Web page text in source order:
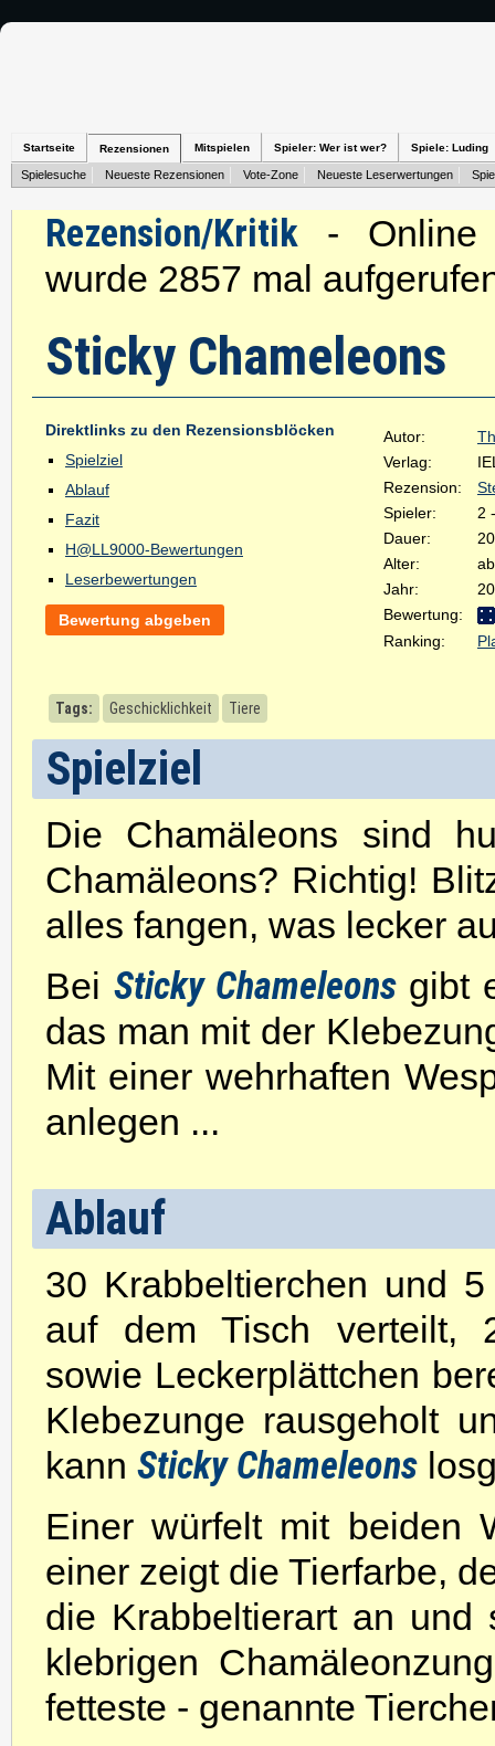
Startseite Rezensionen Mitspielen Spieler: Wer ist wer? Spiele: Luding
Spielesuche Neueste Rezensionen Vote-Zone Neueste Leserwertungen
Rezension/Kritik - Online
wurde 2857 mal
Sticky Chameleons
Direktlinks zu den Rezensionsblöcken
Spielziel
Ablauf
Fazit
H@LL9000-Bewertungen
Leserbewertungen
Bewertung abgeben
Autor:
Verlag:
Rezension:
Spieler:
2
Dauer:
Alter:
Jahr:
Bewertung:
Ranking:
Tags: Geschicklichkeit Tiere
Spielziel
Die Chamäleons sind
Chamäleons? Richtig!
alles fangen, was lecker
Bei Sticky Chameleons gibt
das man mit der
Mit einer wehrhaften
anlegen ...
Ablauf
30 Krabbeltierchen und
auf dem Tisch verteilt,
sowie Leckerplättchen
Klebezunge rausgeholt
kann Sticky Chameleons
Einer würfelt mit beiden
einer zeigt die Tierfarbe,
die Krabbeltierart an
klebrigen
fetteste - genannte